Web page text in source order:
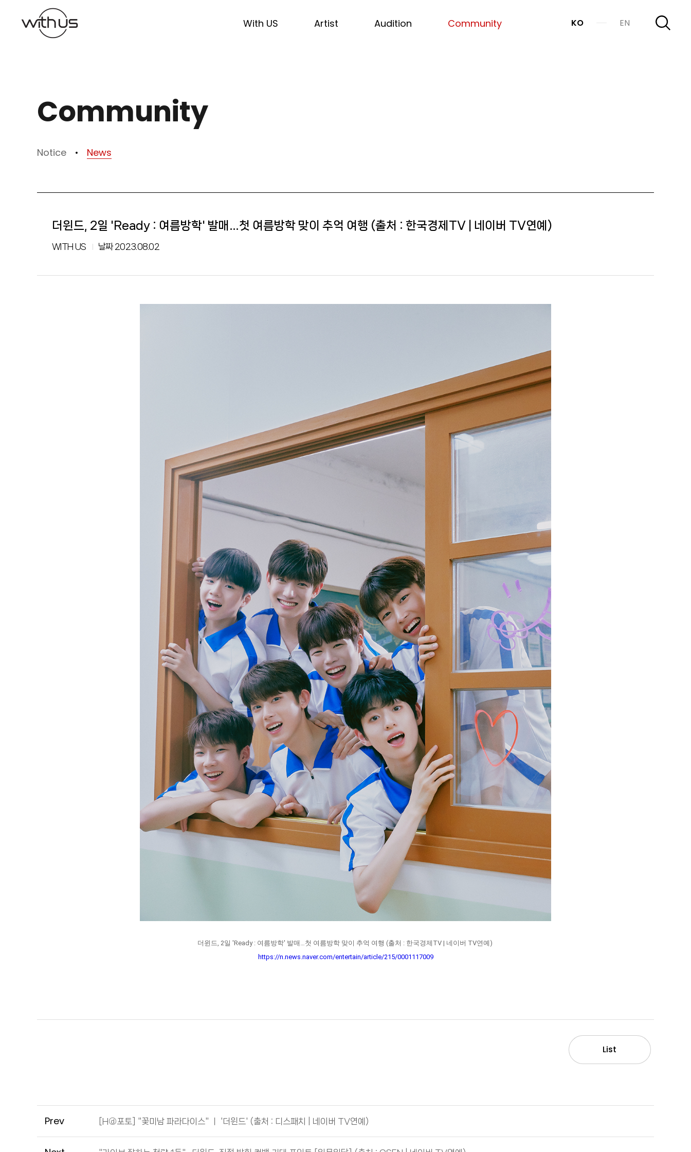
KO EN
With US Artist Audition Community
Community
Notice News
더윈드, 2일 'Ready : 여름방학' 발매…첫 여름방학 맞이 추억 여행 (출처 : 한국경제TV | 네이버 TV연예)
WITH US 날짜2023.08.02
더윈드, 2일 'Ready : 여름방학' 발매…첫 여름방학 맞이 추억 여행 (출처 : 한국경제TV | 네이버 TV연예)
https://n.news.naver.com/entertain/article/215/0001117009
List
Prev [Hⓓ포토] "꽃미남 파라다이스" ㅣ '더윈드' (출처 : 디스패치 | 네이버 TV연예)